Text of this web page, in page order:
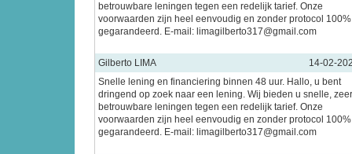
betrouwbare leningen tegen een redelijk tarief. Onze
voorwaarden zijn heel eenvoudig en zonder protocol 100%
gegarandeerd. E-mail: limagilberto317@gmail.com
Gilberto LIMA
14-02-
Snelle lening en financiering binnen 48 uur. Hallo, u bent
dringend op zoek naar een lening. Wij bieden u snelle, zeer
betrouwbare leningen tegen een redelijk tarief. Onze
voorwaarden zijn heel eenvoudig en zonder protocol 100%
gegarandeerd. E-mail: limagilberto317@gmail.com